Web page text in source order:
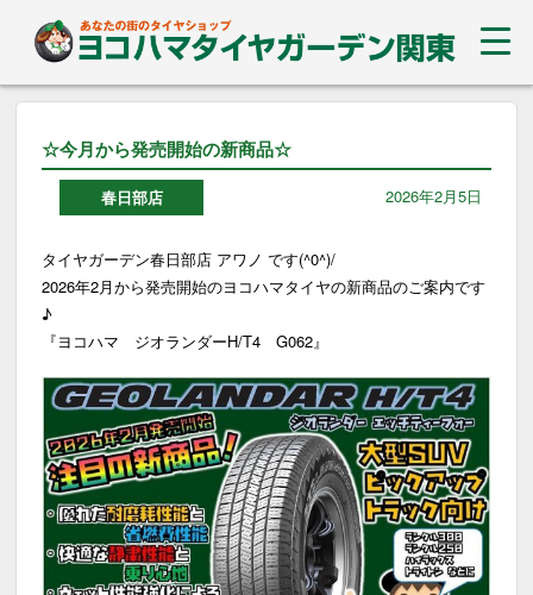
☆今月から発売開始の新商品☆
春日部店 2026年2月5日
タイヤガーデン春日部店 アワノ です(^0^)/
2026年2月から発売開始のヨコハマタイヤの新商品のご案内です
♪
『ヨコハマ ジオランダーH/T4 G062』